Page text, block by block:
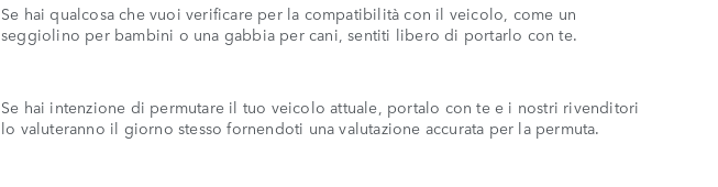
Se hai qualcosa che vuoi verificare per la compatibilità con il veicolo, come un
seggiolino per bambini o una gabbia per cani, sentiti libero di portarlo con te.
Se hai intenzione di permutare il tuo veicolo attuale, portalo con te e i nostri rivenditori
lo valuteranno il giorno stesso fornendoti una valutazione accurata per la permuta.